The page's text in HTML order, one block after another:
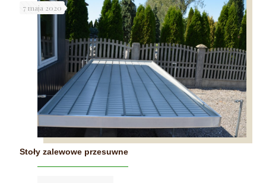
7 maja 2020
Stoły zalewowe przesuwne